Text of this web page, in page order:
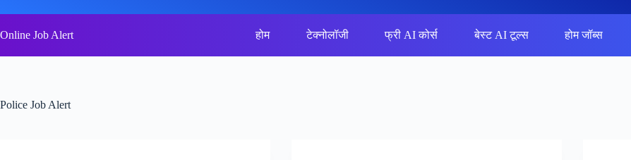
to
content
Online Job Alert होम टेक्नोलॉजी फ्री AI कोर्स बेस्ट AI टूल्स होम जॉब्स
Police Job Alert